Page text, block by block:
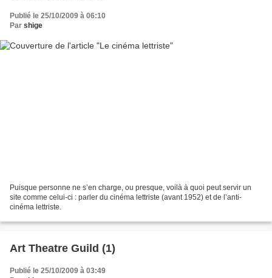
Publié le 25/10/2009 à 06:10
Par shige
Puisque personne ne s’en charge, ou presque, voilà à quoi peut servir un
site comme celui-ci : parler du cinéma lettriste (avant 1952) et de l’anti-
cinéma lettriste.
Art Theatre Guild (1)
Publié le 25/10/2009 à 03:49